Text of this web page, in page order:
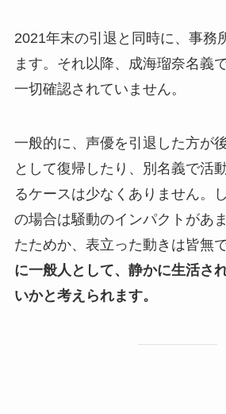
2021年末の引退と同時に、事務
ます。それ以降、成海瑠奈名義
一切確認されていません。
一般的に、声優を引退した方が
として復帰したり、別名義で活
るケースは少なくありません。
の場合は騒動のインパクトがあ
たためか、表立った動きは皆無で
に一般人として、静かに生活さ
いかと考えられます。